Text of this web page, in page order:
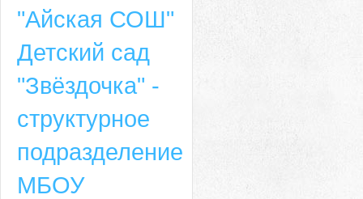
"Айская СОШ"
Детский сад
"Звёздочка" -
структурное
подразделение
МБОУ